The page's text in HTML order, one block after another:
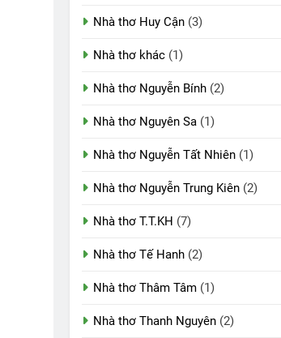
Nhà thơ Huy Cận (3)
Nhà thơ khác (1)
Nhà thơ Nguyễn Bính (2)
Nhà thơ Nguyên Sa (1)
Nhà thơ Nguyễn Tất Nhiên (1)
Nhà thơ Nguyễn Trung Kiên (2)
Nhà thơ T.T.KH (7)
Nhà thơ Tế Hanh (2)
Nhà thơ Thâm Tâm (1)
Nhà thơ Thanh Nguyên (2)